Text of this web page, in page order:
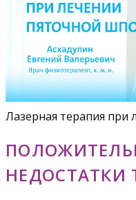
Лазерная терапия
НЕДОСТАТКИ